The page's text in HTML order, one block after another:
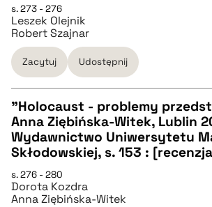
pobierz cytat
BIBTEX
pobierz cytat
s. 273 - 276
Leszek Olejnik
Robert Szajnar
Zacytuj Udostępnij
CZYSTY TEKST
pobierz cytat
"Holocaust - problemy
Anna Ziębińska-Witek, Lublin
Wydawnictwo Uniwersytetu
Skłodowskiej, s. 153 :
s. 276 - 280
Dorota Kozdra
Anna Ziębińska-Witek